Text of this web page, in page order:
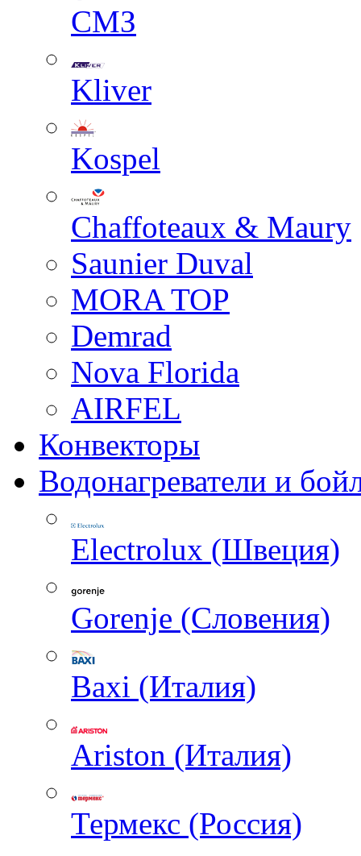
СМЗ
Kliver
Kospel
Chaffoteaux & Maury
Saunier Duval
MORA TOP
Demrad
Nova Florida
AIRFEL
Конвекторы
Водонагреватели и
Electrolux (Швеция)
Gorenje (Словения)
Baxi (Италия)
Ariston (Италия)
Термекс (Россия)